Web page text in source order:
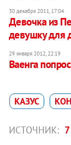
30 декабря 2011, 17:04
Девочка из
девушку для
29 января 2012, 22:19
Ваенга
КАЗУС
ИСТОЧНИК: